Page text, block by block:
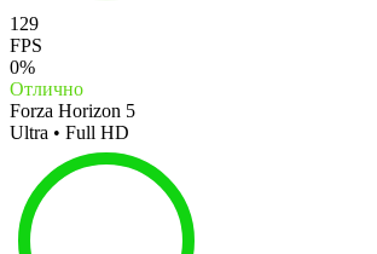
129
FPS
0%
Отлично
Forza Horizon 5
Ultra • Full HD